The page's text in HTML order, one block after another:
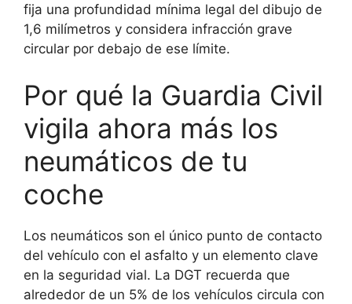
fija una profundidad mínima legal del dibujo de
1,6 milímetros y considera infracción grave
circular por debajo de ese límite.
Por qué la Guardia Civil
vigila ahora más los
neumáticos de tu
coche
Los neumáticos son el único punto de contacto
del vehículo con el asfalto y un elemento clave
en la seguridad vial. La DGT recuerda que
alrededor de un 5% de los vehículos circula con